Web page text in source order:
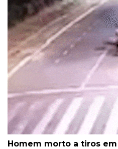
Homem morto a tiros